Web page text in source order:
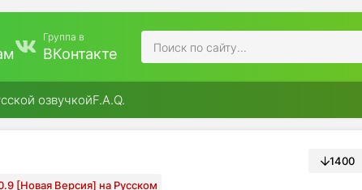
Группа в
ВКонтакте
озвучкойF.A.Q.
[Новая Версия] на Русском
1400